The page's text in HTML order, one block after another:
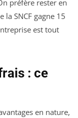
préfère rester en
la SNCF gagne 15
est tout
: ce
en nature,